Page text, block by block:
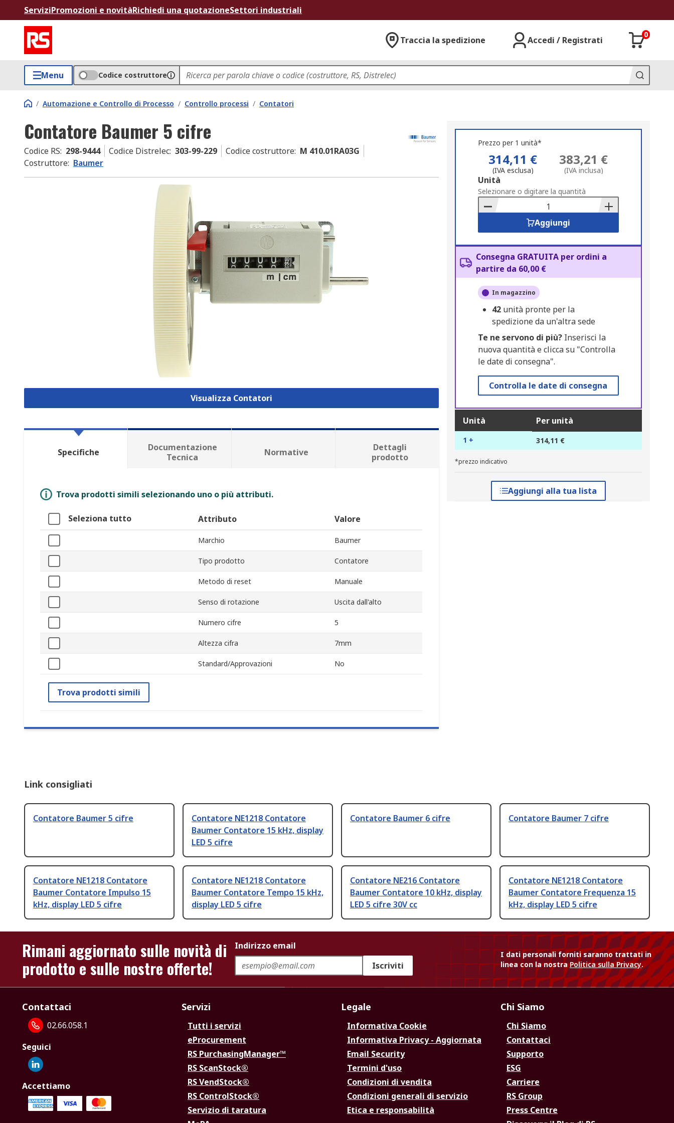
ServiziPromozioni e novitàRichiedi una quotazioneSettori industriali
Traccia la spedizione Accedi / Registrati
0
Menu Codice costruttore
/ Automazione e Controllo di Processo / Controllo processi / Contatori
Contatore Baumer 5 cifre
Codice RS: 298-9444 Codice Distrelec: 303-99-229 Codice costruttore: M 410.01RA03G
Costruttore: Baumer
Visualizza Contatori
Prezzo per 1 unità*
314,11 €
(IVA esclusa)
383,21 €
(IVA inclusa)
Add
to
Basket
Unità
Selezionare o digitare la quantità
Aggiungi
Consegna GRATUITA per ordini a
partire da 60,00 €
In magazzino
42 unità pronte per la
spedizione da un'altra sede
Te ne servono di più?Inserisci la
nuova quantità e clicca su "Controlla
le date di consegna".
Controlla le date di consegna
Unità Per unità
1 + 314,11 €
*prezzo indicativo
Aggiungi alla tua lista
Specifiche
Documentazione
Tecnica
Normative
Dettagli
prodotto
Trova prodotti simili selezionando uno o più attributi.
Seleziona tutto Attributo Valore
Marchio Baumer
Tipo prodotto Contatore
Metodo di reset Manuale
Senso di rotazione Uscita dall'alto
Numero cifre 5
Altezza cifra 7mm
Standard/Approvazioni No
Trova prodotti simili
Link consigliati
Contatore Baumer 5 cifre
Contatore NE1218 Contatore
Baumer Contatore 15 kHz, display
LED 5 cifre
Contatore Baumer 6 cifre Contatore Baumer 7 cifre
Contatore NE1218 Contatore
Baumer Contatore Impulso 15
kHz, display LED 5 cifre
Contatore NE1218 Contatore
Baumer Contatore Tempo 15 kHz,
display LED 5 cifre
Contatore NE216 Contatore
Baumer Contatore 10 kHz, display
LED 5 cifre 30V cc
Contatore NE1218 Contatore
Baumer Contatore Frequenza 15
kHz, display LED 5 cifre
Rimani aggiornato sulle novità di
prodotto e sulle nostre offerte!
Indirizzo email
Iscriviti
I dati personali forniti saranno trattati in
linea con la nostraPolitica sulla Privacy.
Contattaci
02.66.058.1
Seguici
Accettiamo
Servizi
Tutti i servizi
eProcurement
RS PurchasingManager™
RS ScanStock®
RS VendStock®
RS ControlStock®
Servizio di taratura
Legale
Informativa Cookie
Informativa Privacy - Aggiornata
Email Security
Termini d'uso
Condizioni di vendita
Condizioni generali di servizio
Etica e responsabilità
Chi Siamo
Chi Siamo
Contattaci
Supporto
ESG
Carriere
RS Group
Press Centre